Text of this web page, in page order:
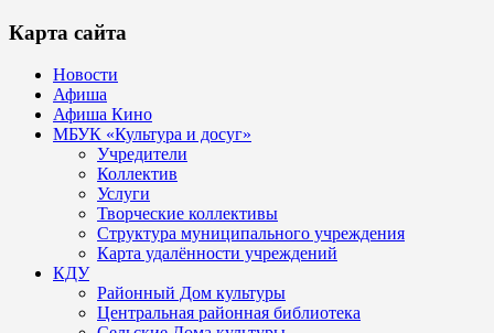
Карта сайта
Новости
Афиша
Афиша Кино
МБУК «Культура и досуг»
Учредители
Коллектив
Услуги
Творческие коллективы
Структура муниципального учреждения
Карта удалённости учреждений
КДУ
Районный Дом культуры
Центральная районная библиотека